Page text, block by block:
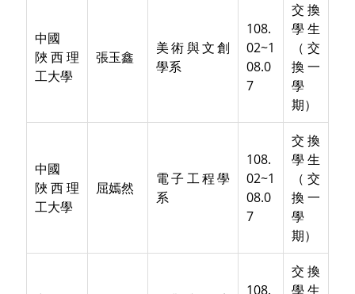
中國
陜西理
工大學
張玉鑫
美術與文創
學系
108.
02~1
08.0
7
交換
學生
（交
換一
學
期）
中國
陜西理
工大學
屈嫣然
電子工程學
系
108.
02~1
08.0
7
交換
學生
（交
換一
學
期）
108.
交換
學生